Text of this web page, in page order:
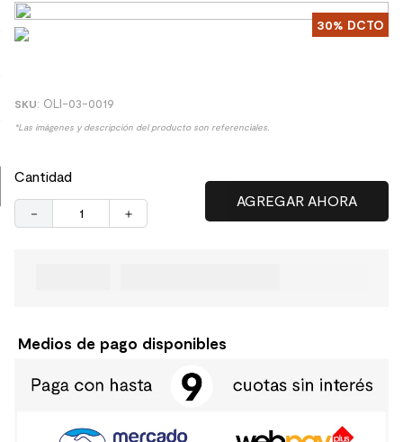
8. receptaculo
30% DCTO
: OLI-03-0019
*Las imágenes y descripción del producto son referenciales.
Cantidad
＋
－
Medios de pago disponibles